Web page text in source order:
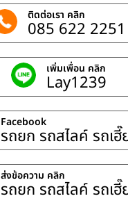
ติดต่อเรา คลิก
085 622 2251
เพิ่มเพื่อน คลิก
Lay1239
Facebook
รถยก รถสไลค์ รถเฮี๊
ส่งข้อความ คลิก
รถยก รถสไลค์ รถเฮี๊